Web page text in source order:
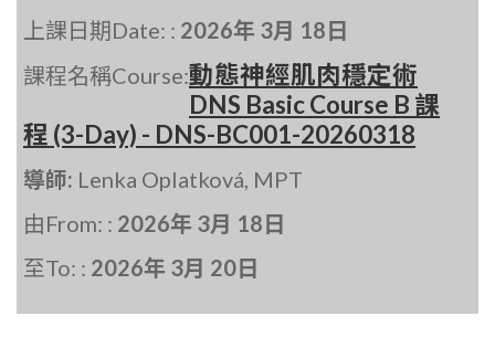
上課日期Date: : 2026年 3月 18日
課程名稱Course:動態神經肌肉穩定術
DNS Basic Course B 課
程 (3-Day) - DNS-BC001-20260318
導師: Lenka Oplatková, MPT
由From: : 2026年 3月 18日
至To: : 2026年 3月 20日